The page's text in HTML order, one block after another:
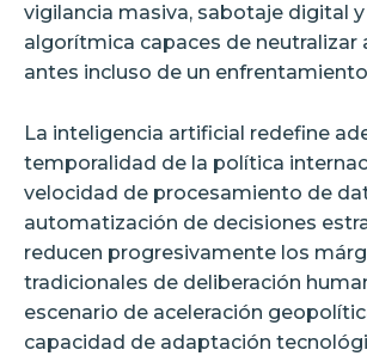
vigilancia masiva, sabotaje digital
algorítmica capaces de neutralizar
antes incluso de un
La inteligencia artificial redefine
temporalidad de la política
velocidad de procesamiento de
automatización de decisiones
reducen progresivamente los
tradicionales de deliberación
escenario de aceleración
capacidad de adaptación